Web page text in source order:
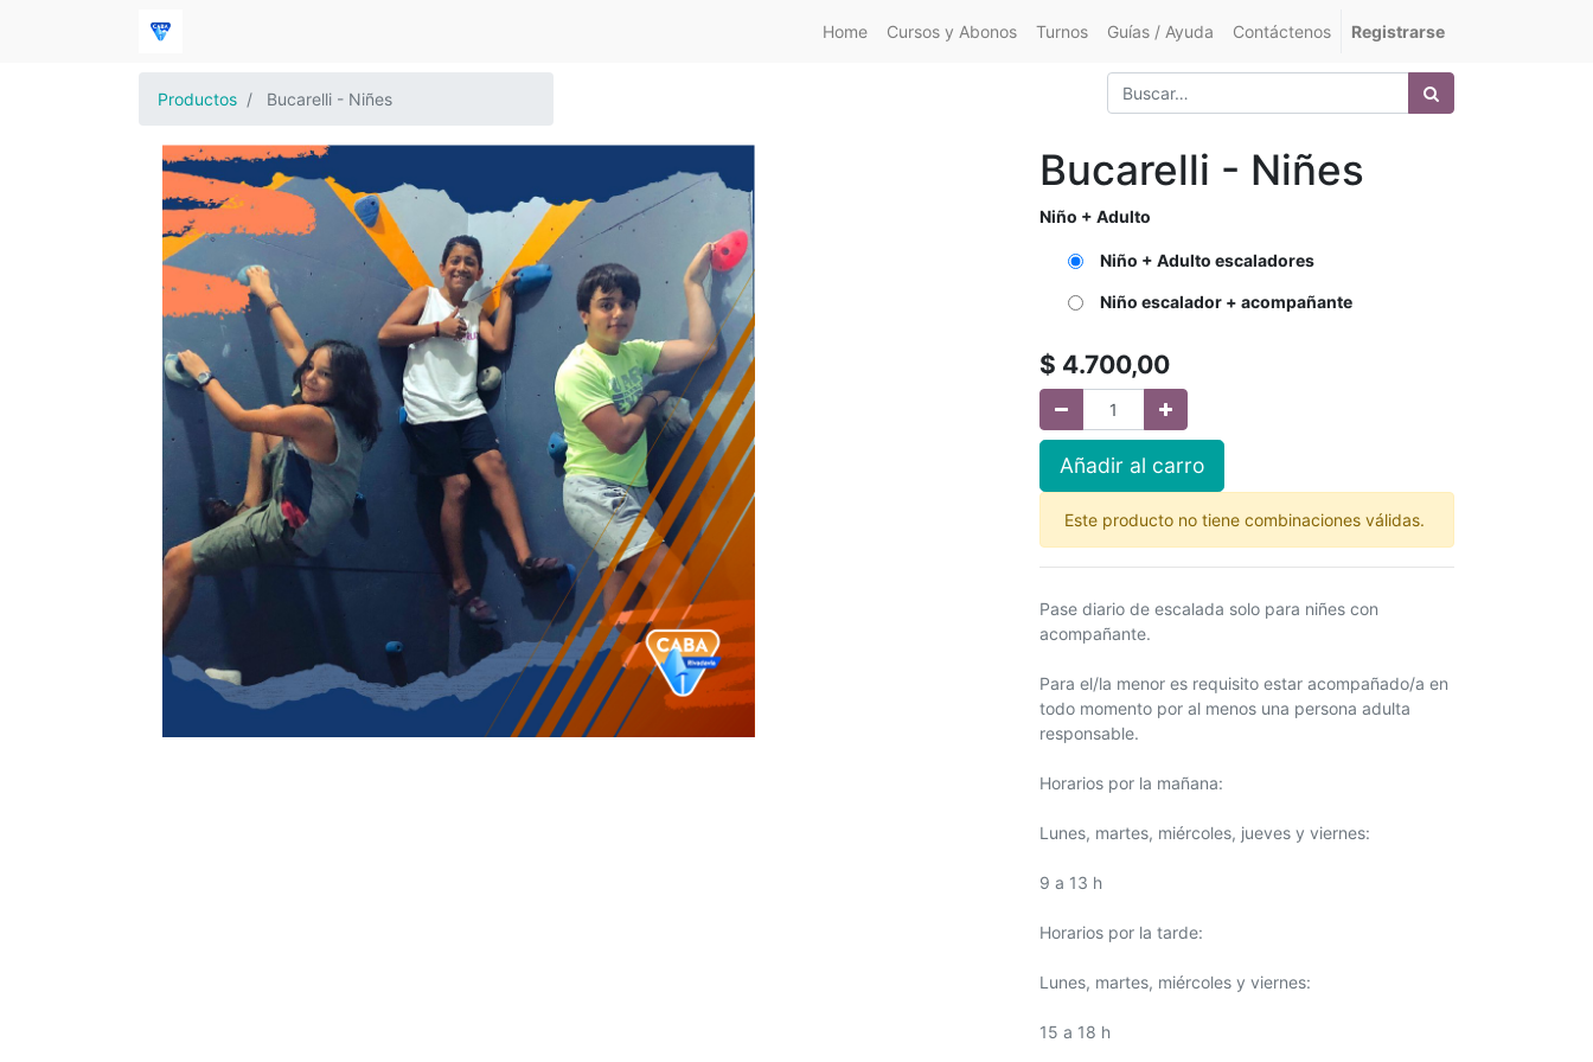
Home Cursos y Abonos Turnos Guías / Ayuda Contáctenos Registrarse
Productos Bucarelli - Niñes
Bucarelli - Niñes
Niño + Adulto
Niño + Adulto escaladores
Niño escalador + acompañante
$ 4.700,00
Añadir al carro
Este producto no tiene combinaciones válidas.
Pase diario de escalada solo para niñes con
acompañante.
Para el/la menor es requisito estar acompañado/a en
todo momento por al menos una persona adulta
responsable.
Horarios por la mañana:
Lunes, martes, miércoles, jueves y viernes:
9 a 13 h
Horarios por la tarde:
Lunes, martes, miércoles y viernes:
15 a 18 h